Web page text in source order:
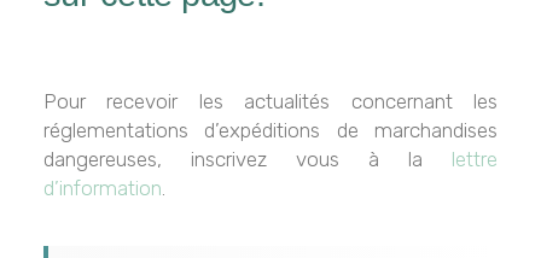
Pour recevoir les actualités concernant les
réglementations d’expéditions de marchandises
dangereuses, inscrivez vous à la lettre
d’information.